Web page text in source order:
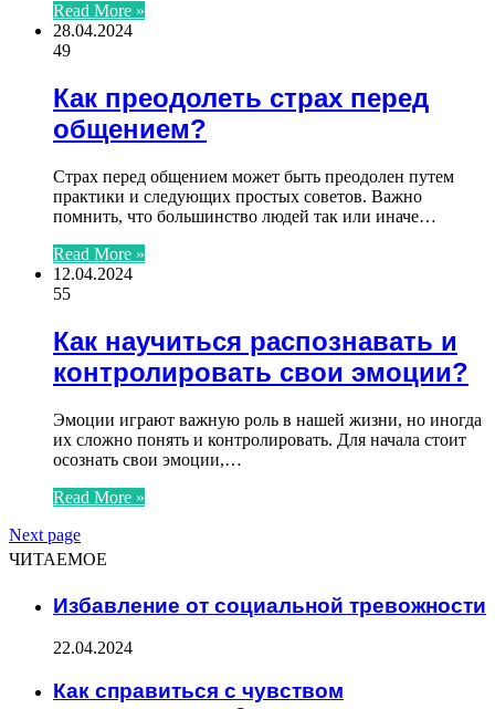
Read More »
28.04.2024
49
Как преодолеть страх перед
общением?
Страх перед общением может быть преодолен путем
практики и следующих простых советов. Важно
помнить, что большинство людей так или иначе…
Read More »
12.04.2024
55
Как научиться распознавать и
контролировать свои эмоции?
Эмоции играют важную роль в нашей жизни, но иногда
их сложно понять и контролировать. Для начала стоит
осознать свои эмоции,…
Read More »
Next page
ЧИТАЕМОЕ
Избавление от социальной тревожности
22.04.2024
Как справиться с чувством